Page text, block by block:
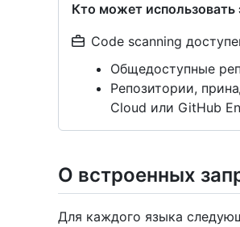
Кто может использовать
Code scanning
Общедоступные
Репозитории,
Cloud или GitHub
О встроенных
Для каждого языка